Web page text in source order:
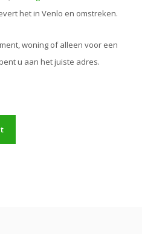
het in Venlo en omstreken.
woning of alleen voor een
u aan het juiste adres.